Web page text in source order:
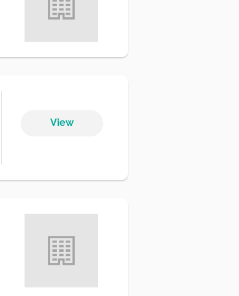
View